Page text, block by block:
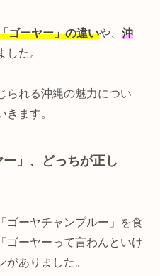
ゴーヤー」の違いや、 沖
した。
られる沖縄の魅力につい
ます。
ー」、どっちが正し
ゴーヤチャンプルー」を食
ゴーヤーって言わんといけ
がありました。